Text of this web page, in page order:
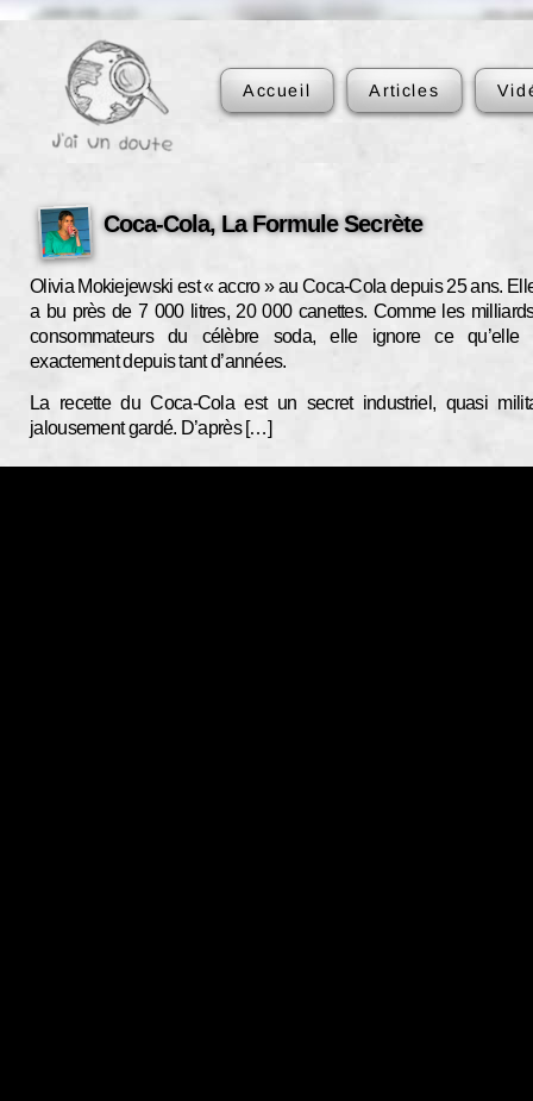
Accueil Articles
Coca-Cola, La Formule Secrète
Olivia Mokiejewski est « accro » au Coca-Cola depuis 25 ans.
a bu près de 7 000 litres, 20 000 canettes. Comme les
consommateurs du célèbre soda, elle ignore ce qu’elle
exactement depuis tant d’années.
La recette du Coca-Cola est un secret industriel, quasi
jalousement gardé. D’après […]